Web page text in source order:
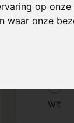
op
onze
Bereken
Wit